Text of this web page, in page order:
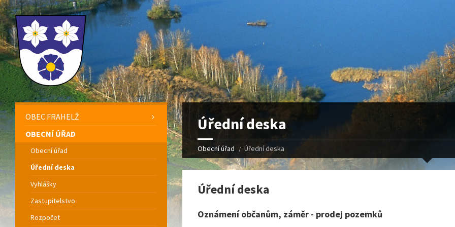
Úřední deska
Obecní úřad Úřední deska
Úřední deska
Oznámení občanům, záměr - prodej pozemků
OBEC FRAHELŽ
OBECNÍ ÚŘAD
Obecní úřad
Úřední deska
Vyhlášky
Zastupitelstvo
Rozpočet